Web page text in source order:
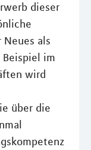
dieser
als
Beispiel im
wird
über die